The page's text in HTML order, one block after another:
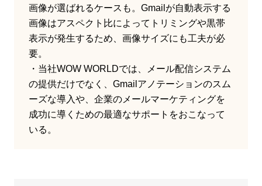
画像が選ばれるケースも。Gmailが自動表示する
画像はアスペクト比によってトリミングや黒帯
表示が発生するため、画像サイズにも工夫が必
要。
・当社WOW WORLDでは、メール配信システム
の提供だけでなく、Gmailアノテーションのスム
ーズな導入や、企業のメールマーケティングを
成功に導くための最適なサポートをおこなって
いる。